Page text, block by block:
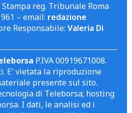
Stampa reg. Tribunale Roma
– email: redazione
Responsabile: Valeria Di
P.IVA 00919671008.
E' vietata la riproduzione
presente sul sito.
di Teleborsa; hosting
I dati, le analisi ed i